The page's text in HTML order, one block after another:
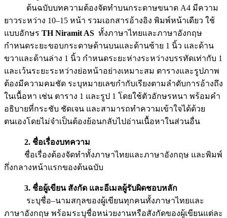
ต้นฉบับบทความต้องจัดทำบนกระดาษขนาด A4 มีความ
ยาวระหว่าง 10–15 หน้า รวมเอกสารอ้างอิง พิมพ์หน้าเดียว ใช้
แบบอักษร TH Niramit AS ทั้งภาษาไทยและภาษาอังกฤษ
กำหนดระยะขอบกระดาษด้านบนและด้านซ้าย 1 นิ้ว และด้าน
ขวาและด้านล่าง 1 นิ้ว กำหนดระยะห่างระหว่างบรรทัดเท่ากับ 1
และเว้นระยะระหว่างย่อหน้าอย่างเหมาะสม ตารางและรูปภาพ
ต้องมีความคมชัด ระบุหมายเลขกำกับเรียงตามลำดับการอ้างถึง
ในเนื้อหา เช่น ตาราง 1 และรูป 1 โดยใช้ตัวอักษรหนา พร้อมคำ
อธิบายที่กระชับ ชัดเจน และสามารถทำความเข้าใจได้ด้วย
ตนเองโดยไม่จำเป็นต้องย้อนกลับไปอ่านเนื้อหาในส่วนอื่น
2. ชื่อเรื่องบทความ
ชื่อเรื่องต้องจัดทำทั้งภาษาไทยและภาษาอังกฤษ และพิมพ์
กึ่งกลางหน้าแรกของต้นฉบับ
3. ชื่อผู้เขียน สังกัด และอีเมลผู้รับผิดชอบหลัก
ระบุชื่อ–นามสกุลของผู้เขียนทุกคนทั้งภาษาไทยและ
ภาษาอังกฤษ พร้อมระบุชื่อหน่วยงานหรือสังกัดของผู้เขียนแต่ละ